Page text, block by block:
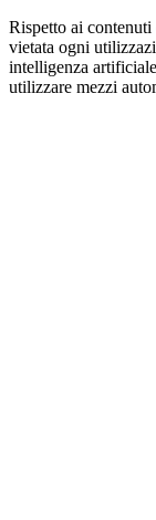
Rispetto ai
vietata ogni
intelligenza
utilizzare mezzi